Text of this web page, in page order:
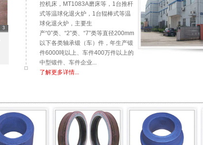
3
控机床，MT1083A磨床等，1台推杆
式等温球化退火炉，1台辊棒式等温
球化退火炉，主要生
产“0”类、“2”类、“7”类等直径200mm
以下各类轴承锻（车）件，年生产锻
件6000吨以上、车件400万件以上的
中型锻件、车件企业...
了解更多详情...